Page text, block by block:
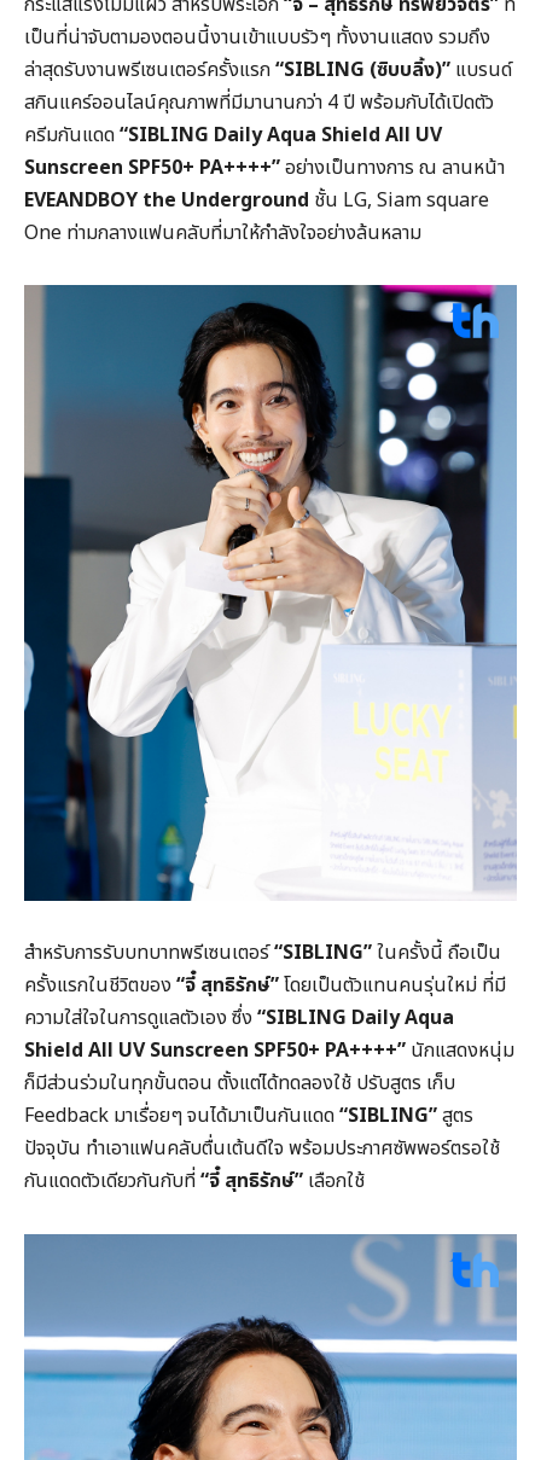
เป็นที่น่าจับตามองตอนนี้งานเข้าแบบรัวๆ ทั้งงานแสดง รวมถึง
ล่าสุดรับงานพรีเซนเตอร์ครั้งแรก“SIBLING (ซิบบลิ้ง)” แบรนด์
สกินแคร์ออนไลน์คุณภาพที่มีมานานกว่า 4 ปี พร้อมกับได้เปิดตัว
ครีมกันแดด“SIBLING Daily Aqua Shield All UV
Sunscreen SPF50+ PA++++”อย่างเป็นทางการ ณ ลานหน้า
EVEANDBOY the Underground ชั้น LG, Siam square
One ท่ามกลางแฟนคลับที่มาให้กำลังใจอย่างล้นหลาม
สำหรับการรับบทบาทพรีเซนเตอร์“SIBLING”ในครั้งนี้ ถือเป็น
ครั้งแรกในชีวิตของ “จี๋ สุทธิรักษ์”โดยเป็นตัวแทนคนรุ่นใหม่ ที่มี
ความใส่ใจในการดูแลตัวเอง ซึ่ง “SIBLING Daily Aqua
Shield All UV Sunscreen SPF50+ PA++++” นักแสดงหนุ่ม
ก็มีส่วนร่วมในทุกขั้นตอน ตั้งแต่ได้ทดลองใช้ ปรับสูตร เก็บ
Feedback มาเรื่อยๆ จนได้มาเป็นกันแดด“SIBLING”สูตร
ปัจจุบัน ทำเอาแฟนคลับตื่นเต้นดีใจ พร้อมประกาศซัพพอร์ตรอใช้
กันแดดตัวเดียวกันกับที่“จี๋ สุทธิรักษ์” เลือกใช้